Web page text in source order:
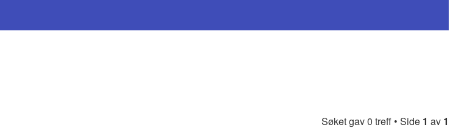
Søket gav 0 treff • Side 1 av 1